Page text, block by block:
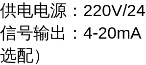
供电电源：220V/
信号输出：4-
选配）